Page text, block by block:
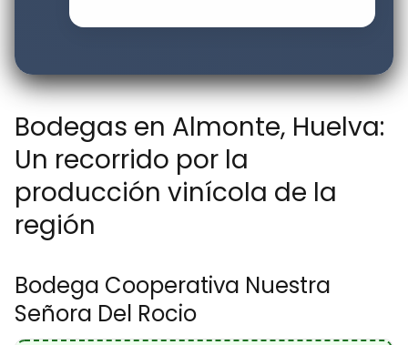
Bodegas en Almonte, Huelva:
Un recorrido por la
producción vinícola de la
región
Bodega Cooperativa Nuestra
Señora Del Rocio